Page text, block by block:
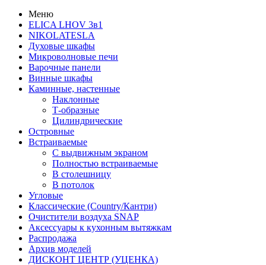
Меню
ELICA LHOV 3в1
NIKOLATESLA
Духовые шкафы
Микроволновые печи
Варочные панели
Винные шкафы
Каминные, настенные
Наклонные
Т-образные
Цилиндрические
Островные
Встраиваемые
С выдвижным экраном
Полностью встраиваемые
В столешницу
В потолок
Угловые
Классические (Country/Кантри)
Очистители воздуха SNAP
Аксессуары к кухонным вытяжкам
Распродажа
Архив моделей
ДИСКОНТ ЦЕНТР (УЦЕНКА)